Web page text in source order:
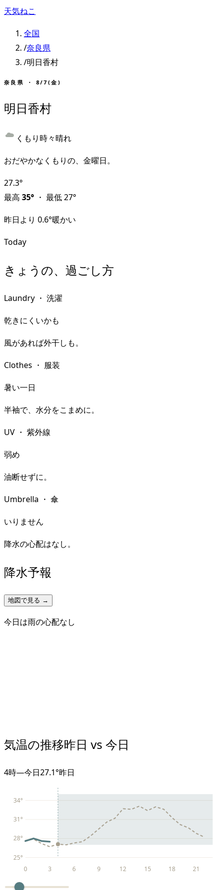
天気ねこ
全国
/奈良県
/明日香村
奈良県 ・ 8/7(金)
明日香村
くもり時々晴れ
おだやかなくもりの、金曜日。
27.3°
最高 35° ・ 最低27°
昨日より 0.6°暖かい
Today
きょうの、過ごし方
Laundry ・ 洗濯
乾きにくいかも
風があれば外干しも。
Clothes ・ 服装
暑い一日
半袖で、水分をこまめに。
UV ・ 紫外線
弱め
油断せずに。
Umbrella ・ 傘
いりません
降水の心配はなし。
降水予報
地図で見る →
今日は雨の心配なし
気温の推移昨日 vs 今日
4時—今日27.1°昨日
25°
28°
31°
34°
0 3 6 9 12 15 18 21